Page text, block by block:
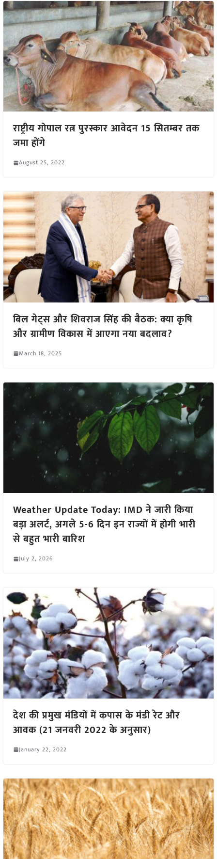
राष्ट्रीय गोपाल रत्न पुरस्कार आवेदन 15 सितम्बर तक
जमा होंगे
August 25, 2022
बिल गेट्स और शिवराज सिंह की बैठक: क्या कृषि
और ग्रामीण विकास में आएगा नया बदलाव?
March 18, 2025
Weather Update Today: IMD ने जारी किया
बड़ा अलर्ट, अगले 5-6 दिन इन राज्यों में होगी भारी
से बहुत भारी बारिश
July 2, 2026
देश की प्रमुख मंडियों में कपास के मंडी रेट और
आवक (21 जनवरी 2022 के अनुसार)
January 22, 2022